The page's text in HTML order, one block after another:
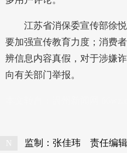
江苏省消保委宣传部徐悦
要加强宣传教育力度；消费
辨信息内容真假，对于涉嫌
向有关部门举报。
N 监制：张佳玮 责任编